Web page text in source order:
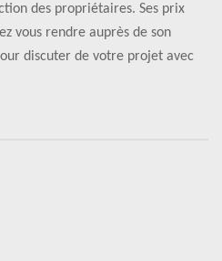
des propriétaires. Ses prix
vous rendre auprès de son
discuter de votre projet avec